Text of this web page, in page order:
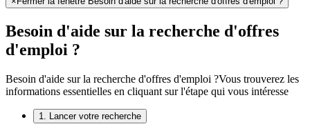
Besoin d'aide sur la recherche d'offres
d'emploi ?
Besoin d'aide sur la recherche d'offres d'emploi ?Vous trouverez les
informations essentielles en cliquant sur l'étape qui vous intéresse
1. Lancer votre recherche